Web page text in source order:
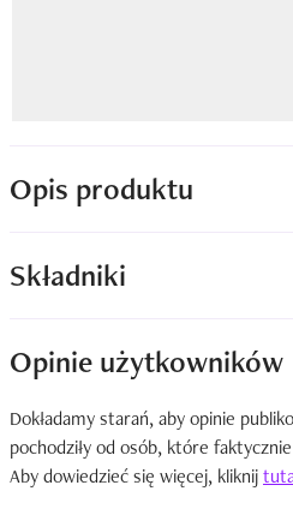
Opis produktu
Składniki
Opinie użytkowników
Dokładamy starań, aby opinie
pochodziły od osób, które
Aby dowiedzieć się więcej, kliknij